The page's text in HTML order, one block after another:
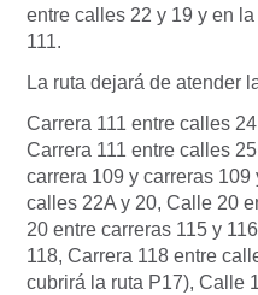
entre calles 22 y 19 y en
111.
La ruta dejará de atender
Carrera 111 entre calles
Carrera 111 entre calles
carrera 109 y carreras 109
calles 22A y 20, Calle 20
20 entre carreras 115 y
118, Carrera 118 entre
cubrirá la ruta P17), Calle